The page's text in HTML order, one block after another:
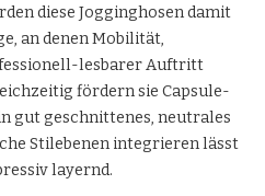
diese Jogginghosen damit
an denen Mobilität,
lesbarer Auftritt
fördern sie Capsule-
gut geschnittenes, neutrales
Stilebenen integrieren lässt
layernd.